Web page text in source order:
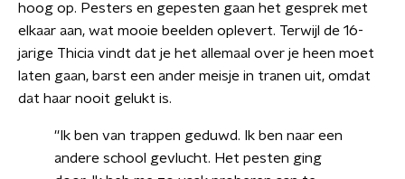
hoog op. Pesters en gepesten gaan het gesprek met
elkaar aan, wat mooie beelden oplevert. Terwijl de 16-
jarige Thicia vindt dat je het allemaal over je heen moet
laten gaan, barst een ander meisje in tranen uit, omdat
dat haar nooit gelukt is.
''Ik ben van trappen geduwd. Ik ben naar een
andere school gevlucht. Het pesten ging